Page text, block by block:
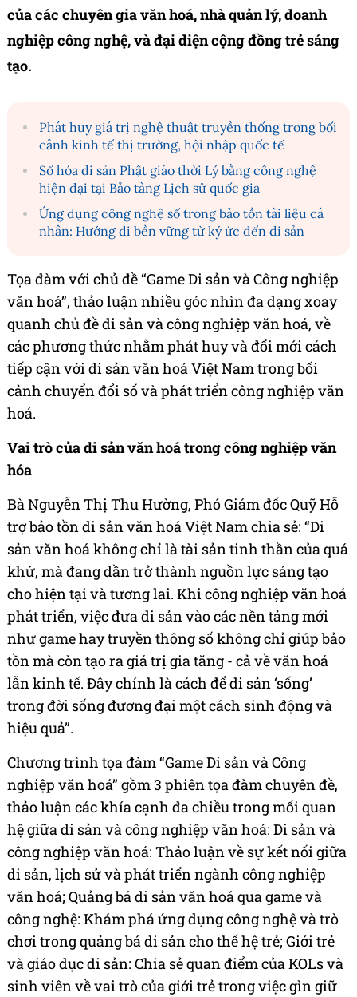
của các chuyên gia văn hoá, nhà quản lý, doanh
nghiệp công nghệ, và đại diện cộng đồng trẻ sáng
tạo.
Phát huy giá trị nghệ thuật truyền thống trong bối
cảnh kinh tế thị trường, hội nhập quốc tế
Số hóa di sản Phật giáo thời Lý bằng công nghệ
hiện đại tại Bảo tàng Lịch sử quốc gia
Ứng dụng công nghệ số trong bảo tồn tài liệu cá
nhân: Hướng đi bền vững từ ký ức đến di sản
Tọa đàm với chủ đề “Game Di sản và Công nghiệp
văn hoá”, thảo luận nhiều góc nhìn đa dạng xoay
quanh chủ đề di sản và công nghiệp văn hoá, về
các phương thức nhằm phát huy và đổi mới cách
tiếp cận với di sản văn hoá Việt Nam trong bối
cảnh chuyển đổi số và phát triển công nghiệp văn
hoá.
Vai trò của di sản văn hoá trong công nghiệp văn
hóa
Bà Nguyễn Thị Thu Hường, Phó Giám đốc Quỹ Hỗ
trợ bảo tồn di sản văn hoá Việt Nam chia sẻ: “Di
sản văn hoá không chỉ là tài sản tinh thần của quá
khứ, mà đang dần trở thành nguồn lực sáng tạo
cho hiện tại và tương lai. Khi công nghiệp văn hoá
phát triển, việc đưa di sản vào các nền tảng mới
như game hay truyền thông số không chỉ giúp bảo
tồn mà còn tạo ra giá trị gia tăng - cả về văn hoá
lẫn kinh tế. Đây chính là cách để di sản ‘sống’
trong đời sống đương đại một cách sinh động và
hiệu quả”.
Chương trình tọa đàm “Game Di sản và Công
nghiệp văn hoá” gồm 3 phiên tọa đàm chuyên đề,
thảo luận các khía cạnh đa chiều trong mối quan
hệ giữa di sản và công nghiệp văn hoá: Di sản và
công nghiệp văn hoá: Thảo luận về sự kết nối giữa
di sản, lịch sử và phát triển ngành công nghiệp
văn hoá; Quảng bá di sản văn hoá qua game và
công nghệ: Khám phá ứng dụng công nghệ và trò
chơi trong quảng bá di sản cho thế hệ trẻ; Giới trẻ
và giáo dục di sản: Chia sẻ quan điểm của KOLs và
sinh viên về vai trò của giới trẻ trong việc gìn giữ